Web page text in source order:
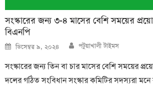
সংস্কারের জন্য ৩-৪ মাসের বেশি সময়ের
বিএনপি
Posted
on
ডিসেম্বর ৯, ২০২৪ Author
পটুয়াখালী টাইমস
সংস্কারের জন্য তিন বা চার মাসের বেশি সময়ের
দলের গঠিত সংবিধান সংস্কার কমিটির সদস্যরা